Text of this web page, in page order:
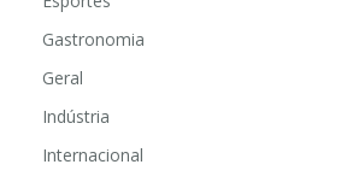
Gastronomia
Geral
Indústria
Internacional